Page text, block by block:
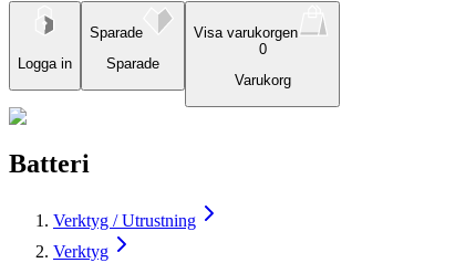
Logga in
Sparade
Sparade
Visa varukorgen
0
Varukorg
Batteri
Verktyg / Utrustning
Verktyg